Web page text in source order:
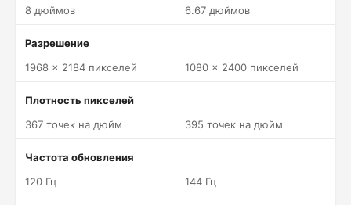
8 дюймов
6.67 дюймов
Разрешение
1968 x 2184 пикселей
1080 x 2400 пикселей
Плотность пикселей
367 точек на дюйм
395 точек на дюйм
Частота обновления
120 Гц
144 Гц